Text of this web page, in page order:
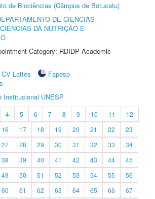
de Biociências (Câmpus de Botucatu)
DE CIÊNCIAS
DA NUTRIÇÃO E
Category: RDIDP Academic
CV Lattes
Fapesp
Institucional UNESP
4 5 6 7 8 9 10 11
12
16 17 18 19 20 21 22
23
27 28 29 30 31 32 33
34
38 39 40 41 42 43 44
45
49 50 51 52 53 54 55
56
60 61 62 63 64 65 66
67